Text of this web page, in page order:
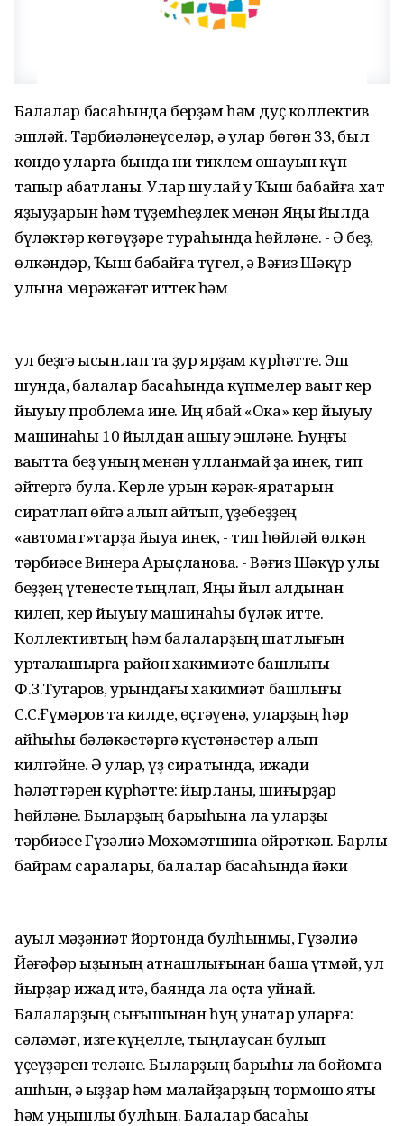
Балалар баҡсаһында берҙәм һәм дуҫ коллектив
эшләй. Тәрбиәләнеүселәр, ә улар бөгөн 33, был
көндө уларға бында ни тиклем оҡшауын күп
тапҡыр ҡабатланы. Улар шулай уҡ Ҡыш бабайға хат
яҙыуҙарын һәм түҙемһеҙлек менән Яңы йылда
бүләктәр көтөүҙәре тураһында һөйләне. - Ә беҙ,
өлкәндәр, Ҡыш бабайға түгел, ә Вәғиз Шәкүр
улына мөрәжәғәт иттек һәм
ул беҙгә ысынлап та ҙур ярҙам күрһәтте. Эш
шунда, балалар баҡсаһында күпмелер ваҡыт кер
йыуыу проблема ине. Иң ябай «Ока» кер йыуыу
машинаһы 10 йылдан ашыу эшләне. Һуңғы
ваҡытта беҙ уның менән ҡулланмай ҙа инек, тип
әйтергә була. Керле урын кәрәк-яраҡтарын
сиратлап өйгә алып ҡайтып, үҙебеҙҙең
«автомат»тарҙа йыуа инек, - тип һөйләй өлкән
тәрбиәсе Винера Арыҫланова. - Вәғиз Шәкүр улы
беҙҙең үтенесте тыңлап, Яңы йыл алдынан
килеп, кер йыуыу машинаһы бүләк итте.
Коллективтың һәм балаларҙың шатлығын
уртаҡлашырға район хакимиәте башлығы
Ф.З.Туҡтаров, урындағы хакимиәт башлығы
С.С.Ғүмәров та килде, өҫтәүенә, уларҙың һәр
ҡайһыһы бәләкәстәргә күстәнәстәр алып
килгәйне. Ә улар, үҙ сиратында, ижади
һәләттәрен күрһәтте: йырланы, шиғырҙар
һөйләне. Быларҙың барыһына ла уларҙы
тәрбиәсе Гүзәлиә Мөхәмәтшина өйрәткән. Барлыҡ
байрам саралары, балалар баҡсаһында йәки
ауыл мәҙәниәт йортонда булһынмы, Гүзәлиә
Йәғәфәр ҡыҙының ҡатнашлығынан башҡа үтмәй, ул
йырҙар ижад итә, баянда ла оҫта уйнай.
Балаларҙың сығышынан һуң ҡунаҡтар уларға:
сәләмәт, изге күңелле, тыңлаусан булып
үҫеүҙәрен теләне. Быларҙың барыһы ла бойомға
ашһын, ә ҡыҙҙар һәм малайҙарҙың тормошо яҡты
һәм уңышлы булһын. Балалар баҡсаһы